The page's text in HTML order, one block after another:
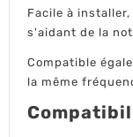
Facile à
s'aidant de la
Compatible
la même